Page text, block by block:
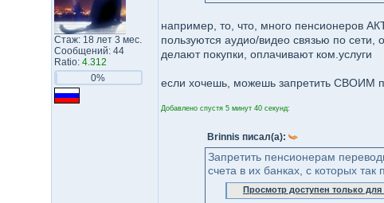
Стаж: 18 лет 3 мес.
Сообщений: 44
Ratio: 4.312
0%
например, то, что, много пенсионеров
пользуются аудио/видео связью по
делают покупки, оплачивают ком.услуги
если хочешь, можешь запретить СВОИМ
Добавлено спустя 5 минут 40 секунд:
Brinnis писал(а):
Запретить пенсионерам
счета в их банках, с которых так
Просмотр доступен только